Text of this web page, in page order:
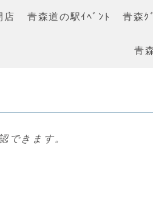
店 青森道の駅ｲﾍﾞﾝﾄ 青森ｸ
青
できます。